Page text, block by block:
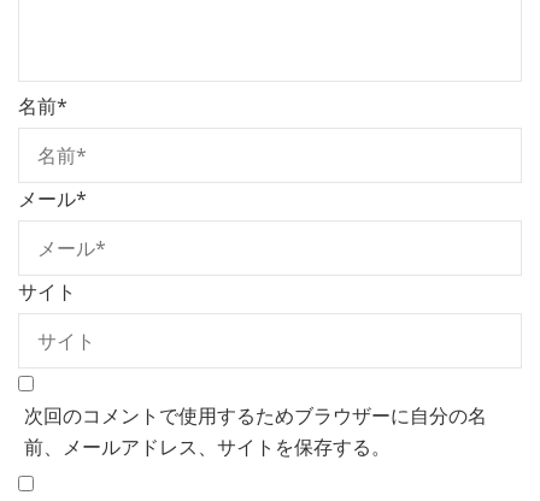
名前*
メール*
サイト
次回のコメントで使用するためブラウザーに自分の名
前、メールアドレス、サイトを保存する。